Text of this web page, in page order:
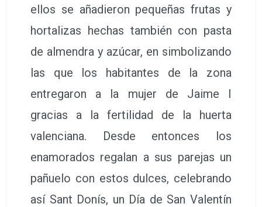
ellos se añadieron pequeñas frutas y
hortalizas hechas también con pasta
de almendra y azúcar, en simbolizando
las que los habitantes de la zona
entregaron a la mujer de Jaime I
gracias a la fertilidad de la huerta
valenciana. Desde entonces los
enamorados regalan a sus parejas un
pañuelo con estos dulces, celebrando
así Sant Donís, un Día de San Valentín